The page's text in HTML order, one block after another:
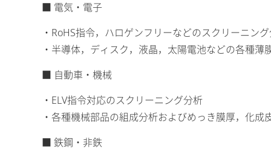
■ 電気・電子
・RoHS指令，ハロゲンフリーなどのスクリーニン
・半導体，ディスク，液晶，太陽電池などの各種薄
■ 自動車・機械
・ELV指令対応のスクリーニング分析
・各種機械部品の組成分析およびめっき膜厚，化成
■ 鉄鋼・非鉄